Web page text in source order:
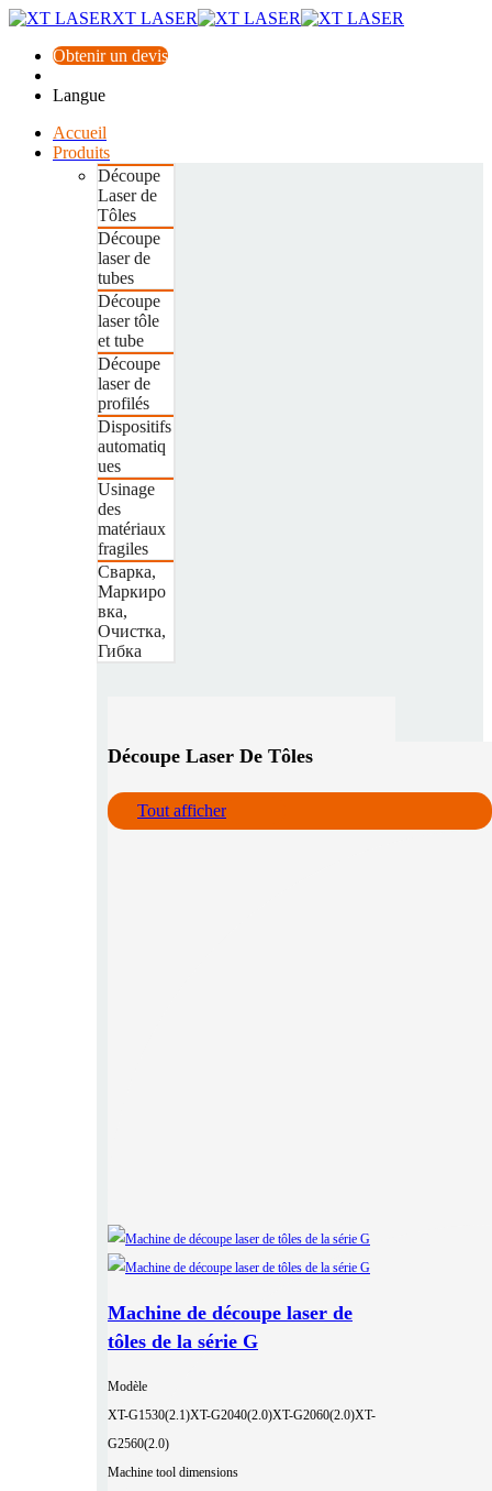
XT LASER
Obtenir un devis
Langue
Accueil
Produits
Découpe
Laser de
Tôles
Découpe
laser de
tubes
Découpe
laser tôle
et tube
Découpe
laser de
profilés
Dispositifs
automatiq
ues
Usinage
des
matériaux
fragiles
Сварка,
Маркиро
вка,
Очистка,
Гибка
Découpe Laser De Tôles
Tout afficher
Machine de découpe laser de
tôles de la série G
Modèle
XT-G1530(2.1)XT-G2040(2.0)XT-G2060(2.0)XT-
G2560(2.0)
Machine tool dimensions